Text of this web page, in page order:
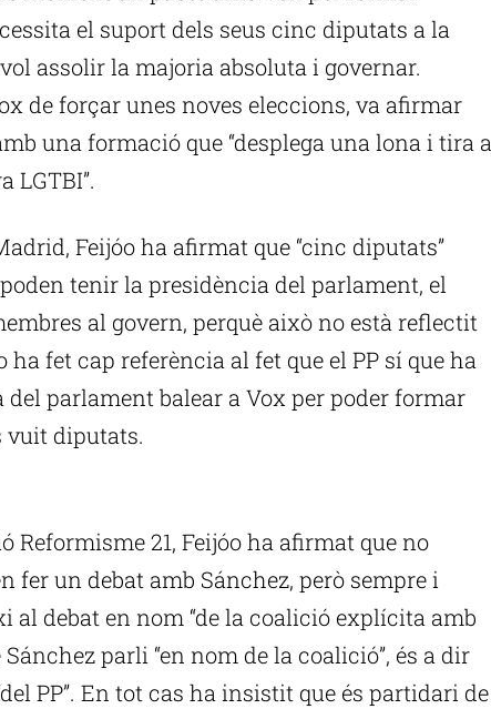
el suport dels seus cinc diputats a la
assolir la majoria absoluta i governar.
de forçar unes noves eleccions, va afirmar
una formació que “desplega una lona i tira a
LGTBI”.
Feijóo ha afirmat que “cinc diputats”
tenir la presidència del parlament, el
al govern, perquè això no està reflectit
ha fet cap referència al fet que el PP sí que ha
parlament balear a Vox per poder formar
vuit diputats.
Reformisme 21, Feijóo ha afirmat que no
fer un debat amb Sánchez, però sempre i
al debat en nom “de la coalició explícita amb
parli “en nom de la coalició”, és a dir
PP”. En tot cas ha insistit que és partidari de